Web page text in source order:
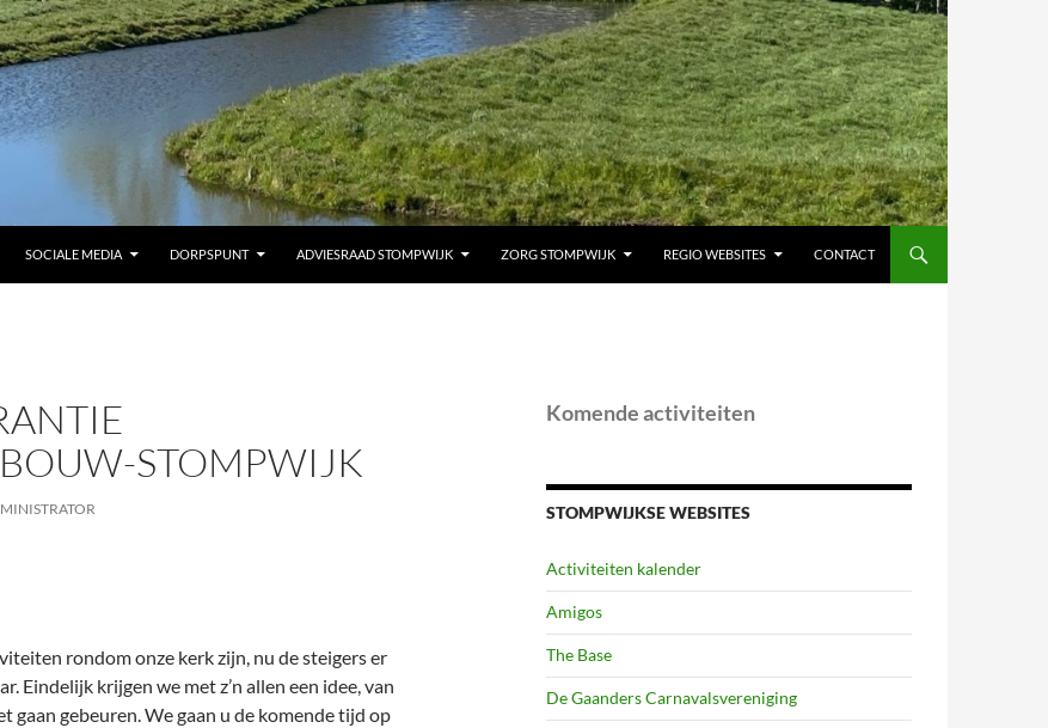
SOCIALE MEDIA DORPSPUNT ADVIESRAAD STOMPWIJK ZORG STOMPWIJK REGIO WEBSITES CONTACT
STOMPWIJK
rondom onze kerk zijn, nu de steigers er
Eindelijk krijgen we met z’n allen een idee, van
gaan gebeuren. We gaan u de komende tijd op
Komende activiteiten
STOMPWIJKSE WEBSITES
Activiteiten kalender
Amigos
The Base
De Gaanders Carnavalsvereniging